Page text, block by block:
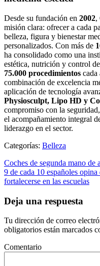
Desde su fundación en 2002,
misión clara: ofrecer a cada
belleza, figura y bienestar
personalizados. Con más de
ha consolidado como una
estética, nutrición y control
75.000 procedimientos cada
combinación de excelencia
aplicación de tecnología
Physiosculpt, Lipo HD y
compromiso con la
el acompañamiento integral
liderazgo en el sector.
Categorías: Belleza
Coches de segunda mano de
9 de cada 10 españoles
fortalecerse en las escuelas
Deja una respuesta
Tu dirección de correo
obligatorios están marcados
Comentario